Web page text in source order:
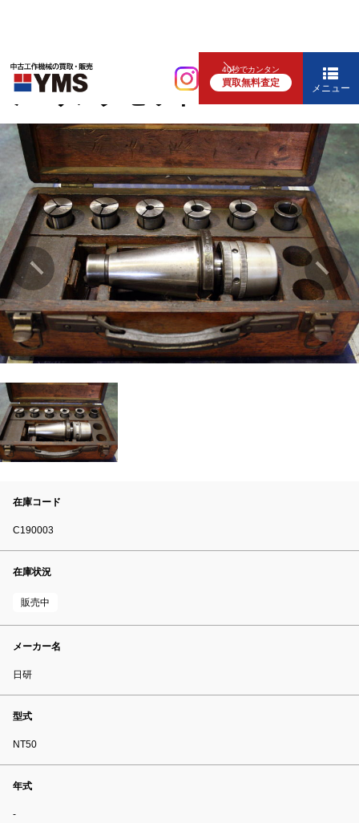
40秒でカンタン
買取無料査定 メニュー
ツーリング・切削工具
ミーリングセット
在庫コード
C190003
在庫状況
販売中
メーカー名
日研
型式
NT50
年式
-